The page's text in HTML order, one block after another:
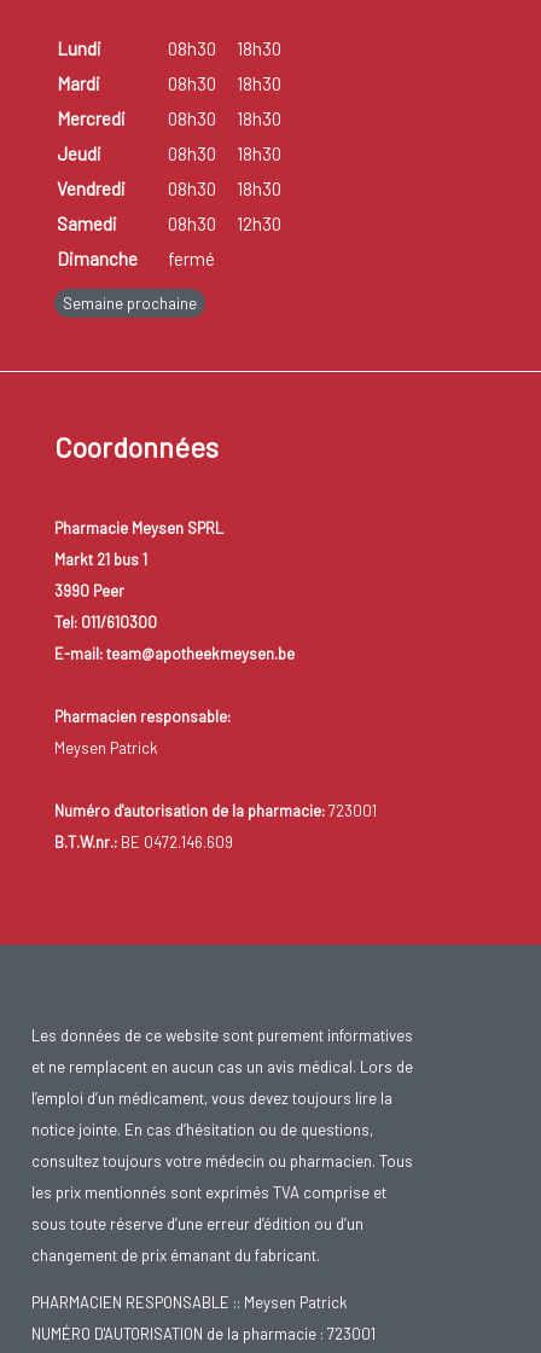
Lundi 08h30
18h30
Mardi
08h30
18h30
Mercredi
08h30
18h30
Jeudi
08h30
18h30
Vendredi
08h30
18h30
Samedi
08h30
12h30
Dimanche
fermé
Semaine prochaine
Coordonnées
Pharmacie Meysen SPRL
Markt 21 bus 1
3990 Peer
Tel: 011/610300
E-mail: team@apotheekmeysen.be
Pharmacien responsable:
Meysen Patrick
Numéro d'autorisation de la pharmacie:723001
B.T.W.nr.:BE 0472.146.609
Les données de ce website sont purement informatives
et ne remplacent en aucun cas un avis médical. Lors de
l’emploi d’un médicament, vous devez toujours lire la
notice jointe. En cas d’hésitation ou de questions,
consultez toujours votre médecin ou pharmacien. Tous
les prix mentionnés sont exprimés TVA comprise et
sous toute réserve d’une erreur d’édition ou d’un
changement de prix émanant du fabricant.
PHARMACIEN RESPONSABLE :: Meysen Patrick
NUMÉRO D'AUTORISATION de la pharmacie : 723001